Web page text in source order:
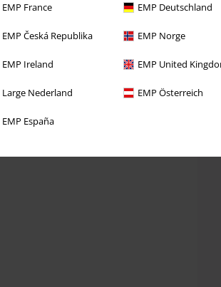
EMP France EMP Deutschland
EMP Česká Republika EMP Norge
EMP Ireland EMP United
Large Nederland EMP Österreich
EMP España